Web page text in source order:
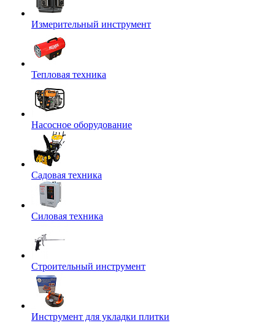
Измерительный инструмент
Тепловая техника
Насосное оборудование
Садовая техника
Силовая техника
Строительный инструмент
Инструмент для укладки плитки